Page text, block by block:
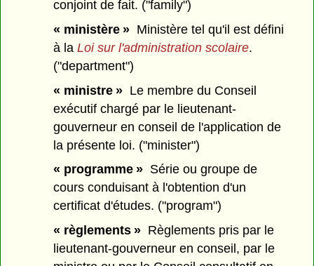
conjoint de fait. ("family")
« ministère » Ministère tel qu'il est défini
à laLoi sur l'administration scolaire.
("department")
« ministre » Le membre du Conseil
exécutif chargé par le lieutenant-
gouverneur en conseil de l'application de
la présente loi. ("minister")
« programme » Série ou groupe de
cours conduisant à l'obtention d'un
certificat d'études. ("program")
« règlements » Règlements pris par le
lieutenant-gouverneur en conseil, par le